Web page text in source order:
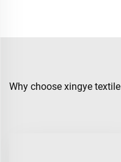
Why choose xingye